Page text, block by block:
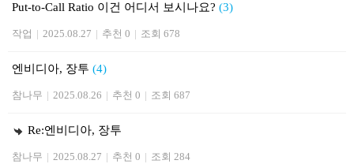
Put-to-Call Ratio 이건 어디서 보시나요? (3)
작업 | 2025.08.27 | 추천 0 | 조회 678
엔비디아, 장투 (4)
참나무 | 2025.08.26 | 추천 0 | 조회 687
Re:엔비디아, 장투
참나무 | 2025.08.27 | 추천 0 | 조회 284